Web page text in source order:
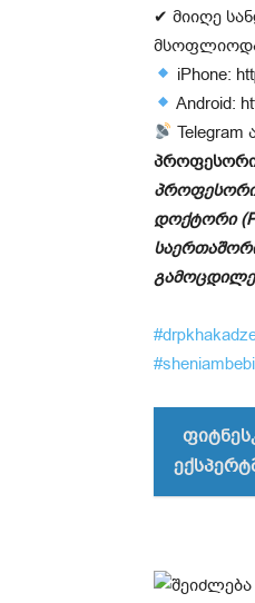
✔ მიიღე
iPhone:
Android:
Telegram
დოქტორი
#sheniambebi